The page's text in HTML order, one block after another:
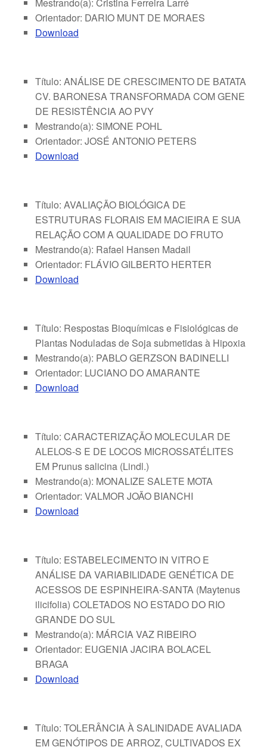
Orientador: DARIO MUNT DE MORAES
Download
Título: ANÁLISE DE CRESCIMENTO DE BATATA
CV. BARONESA TRANSFORMADA COM GENE
DE RESISTÊNCIA AO PVY
Mestrando(a): SIMONE POHL
Orientador: JOSÉ ANTONIO PETERS
Download
Título: AVALIAÇÃO BIOLÓGICA DE
ESTRUTURAS FLORAIS EM MACIEIRA E SUA
RELAÇÃO COM A QUALIDADE DO FRUTO
Mestrando(a): Rafael Hansen Madail
Orientador: FLÁVIO GILBERTO HERTER
Download
Título: Respostas Bioquímicas e Fisiológicas de
Plantas Noduladas de Soja submetidas à Hipoxia
Mestrando(a): PABLO GERZSON BADINELLI
Orientador: LUCIANO DO AMARANTE
Download
Título: CARACTERIZAÇÃO MOLECULAR DE
ALELOS-S E DE LOCOS MICROSSATÉLITES
EM Prunus salicina (Lindl.)
Mestrando(a): MONALIZE SALETE MOTA
Orientador: VALMOR JOÃO BIANCHI
Download
Título: ESTABELECIMENTO IN VITRO E
ANÁLISE DA VARIABILIDADE GENÉTICA DE
ACESSOS DE ESPINHEIRA-SANTA (Maytenus
ilicifolia) COLETADOS NO ESTADO DO RIO
GRANDE DO SUL
Mestrando(a): MÁRCIA VAZ RIBEIRO
Orientador: EUGENIA JACIRA BOLACEL
BRAGA
Download
Título: TOLERÂNCIA À SALINIDADE AVALIADA
EM GENÓTIPOS DE ARROZ, CULTIVADOS EX